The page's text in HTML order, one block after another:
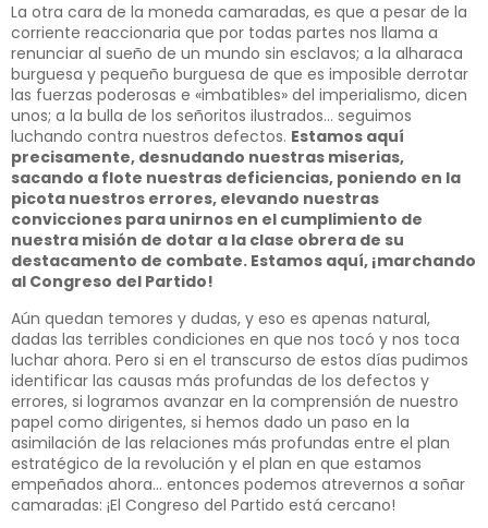
La otra cara de la moneda camaradas, es que a pesar de la
corriente reaccionaria que por todas partes nos llama a
renunciar al sueño de un mundo sin esclavos; a la alharaca
burguesa y pequeño burguesa de que es imposible derrotar
las fuerzas poderosas e «imbatibles» del imperialismo, dicen
unos; a la bulla de los señoritos ilustrados… seguimos
luchando contra nuestros defectos. Estamos aquí
precisamente, desnudando nuestras miserias,
sacando a flote nuestras deficiencias, poniendo en la
picota nuestros errores, elevando nuestras
convicciones para unirnos en el cumplimiento de
nuestra misión de dotar a la clase obrera de su
destacamento de combate. Estamos aquí, ¡marchando
al Congreso del Partido!
Aún quedan temores y dudas, y eso es apenas natural,
dadas las terribles condiciones en que nos tocó y nos toca
luchar ahora. Pero si en el transcurso de estos días pudimos
identificar las causas más profundas de los defectos y
errores, si logramos avanzar en la comprensión de nuestro
papel como dirigentes, si hemos dado un paso en la
asimilación de las relaciones más profundas entre el plan
estratégico de la revolución y el plan en que estamos
empeñados ahora… entonces podemos atrevernos a soñar
camaradas: ¡El Congreso del Partido está cercano!